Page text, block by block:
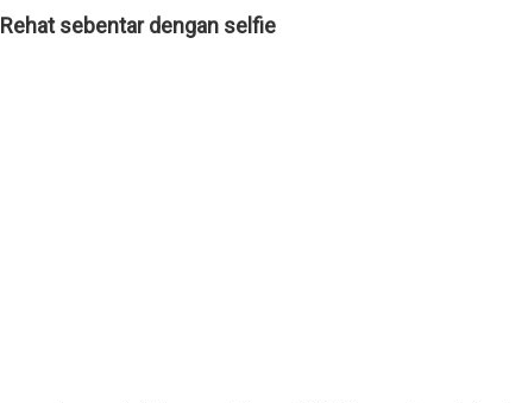
Rehat sebentar dengan selfie